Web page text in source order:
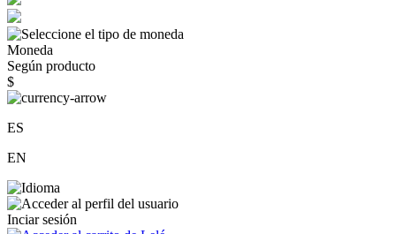
Moneda
Según producto
$
ES
EN
Inciar sesión